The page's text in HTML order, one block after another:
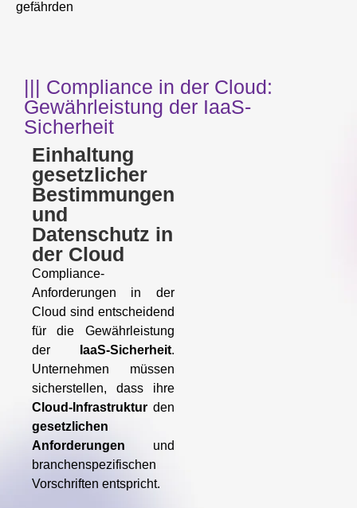
gefährden
||| Compliance in der Cloud:
Gewährleistung der IaaS-
Sicherheit
Einhaltung
gesetzlicher
Bestimmungen
und
Datenschutz in
der Cloud
Compliance-
Anforderungen in der
Cloud sind entscheidend
für die Gewährleistung
der
IaaS-Sicherheit.
Unternehmen müssen
sicherstellen, dass ihre
Cloud-Infrastruktur den
gesetzlichen
Anforderungen und
branchenspezifischen
Vorschriften entspricht.